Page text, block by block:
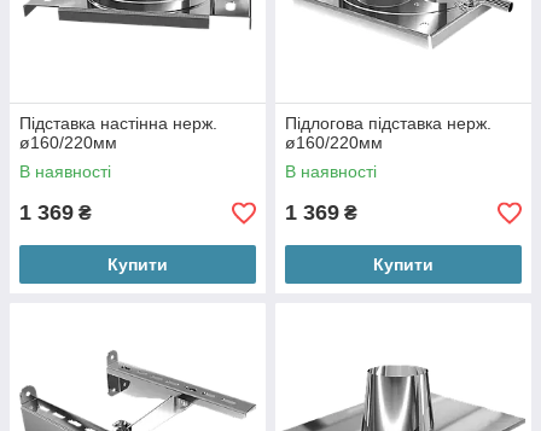
Підставка настінна нерж.
ø160/220мм
В наявності
1 369 ₴
Купити
Підлогова підставка нерж.
ø160/220мм
В наявності
1 369 ₴
Купити